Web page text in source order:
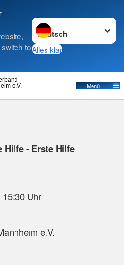
to
Sprache wechseln zu
Alles klar
e.V. Menü
zum Kurs
Hilfe - Erste Hilfe
02.10.2026 , 08:00 - 15:30 Uhr
e.V.